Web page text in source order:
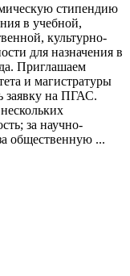
стипендию
в учебной,
культурно-
для назначения в
Приглашаем
и магистратуры
заявку на ПГАС.
за научно-
общественную ...